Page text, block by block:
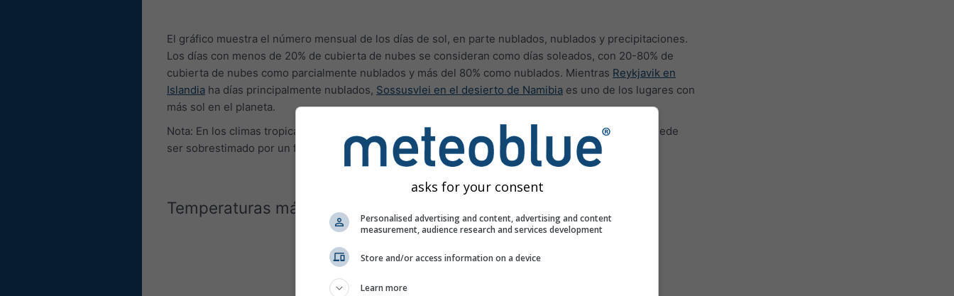
El gráfico muestra el número mensual de los días de sol, en parte nublados, nublados y precipitaciones.
Los días con menos de 20% de cubierta de nubes se consideran como días soleados, con 20-80% de
cubierta de nubes como parcialmente nublados y más del 80% como nublados. Mientras Reykjavik en
Islandia ha días principalmente nublados, Sossusvlei en el desierto de Namibia es uno de los lugares con
más sol en el planeta.
Nota: En los climas tropicales, como en Malasia o Indonesia, el número de días de precipitación puede
ser sobrestimado por un factor de hasta 2.
Temperaturas máximas
asks for your consent
Personalised advertising and content, advertising and content
measurement, audience research and services development
Store and/or access information on a device
Learn more